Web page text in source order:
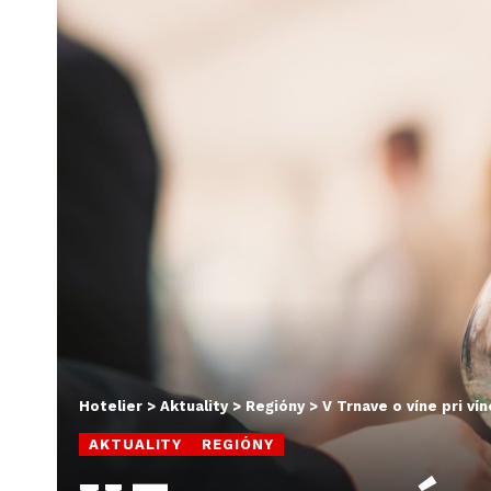
Hotelier > Aktuality> Regióny> V Trnave o víne pri
AKTUALITY REGIÓNY